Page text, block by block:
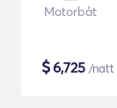
Motorbåt
$6,725 /natt